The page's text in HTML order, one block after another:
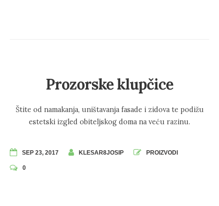
Prozorske klupčice
Štite od namakanja, uništavanja fasade i zidova te podižu
estetski izgled obiteljskog doma na veću razinu.
SEP 23, 2017 KLESAR8JOSIP PROIZVODI
0